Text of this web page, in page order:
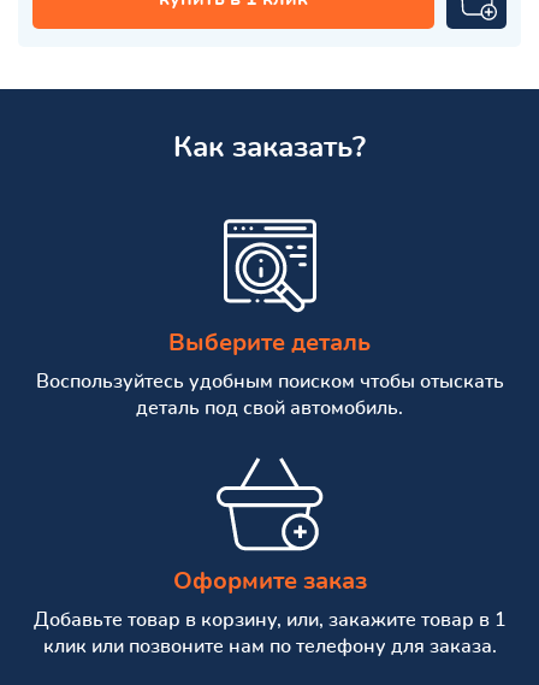
Как заказать?
Выберите деталь
Воспользуйтесь удобным поиском чтобы отыскать
деталь под свой автомобиль.
Оформите заказ
Добавьте товар в корзину, или, закажите товар в 1
клик или позвоните нам по телефону для заказа.